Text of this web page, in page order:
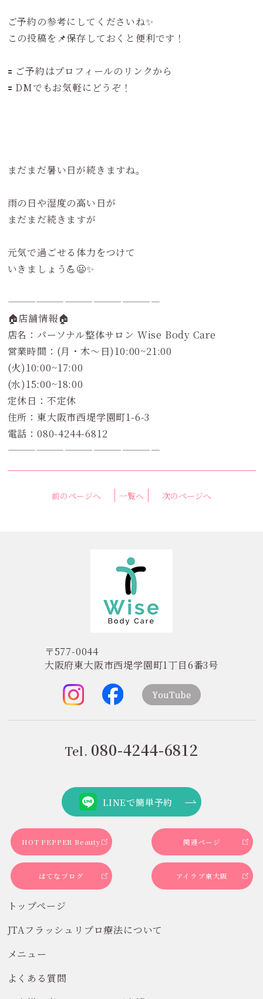
ご予約の参考にしてくださいね✨
この投稿を📌保存しておくと便利です！
🟰 ご予約はプロフィールのリンクから
🟰 DMでもお気軽にどうぞ！
まだまだ暑い日が続きますね。
雨の日や湿度の高い日が
まだまだ続きますが
元気で過ごせる体力をつけて
いきましょう💪😃✨
————————————————
🏠店舗情報🏠
店名：パーソナル整体サロン Wise Body Care
営業時間：(月・木～日)10:00~21:00
(火)10:00~17:00
(水)15:00~18:00
定休日：不定休
住所：東大阪市西堤学園町1-6-3
電話：080-4244-6812
————————————————
前のページへ 一覧へ 次のページへ
〒577-0044
大阪府東大阪市西堤学園町1丁目6番3号
Tel. 080-4244-6812
LINEで簡単予約
HOT PEPPER Beauty 関連ページ
はてなブログ アイラブ東大阪
トップページ
JTAフラッシュリプロ療法について
メニュー
よくある質問